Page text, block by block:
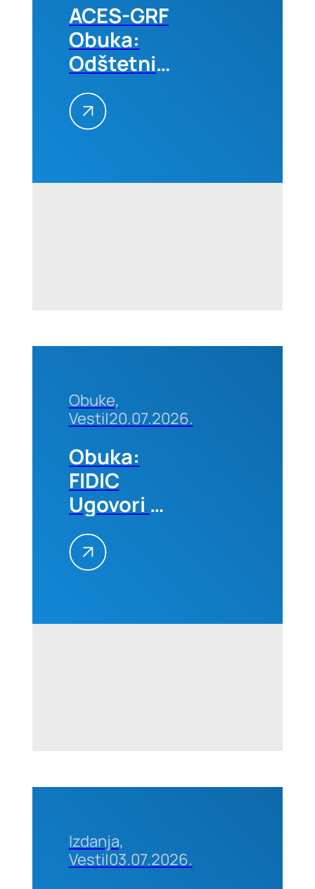
ACES-GRF
Obuka:
Odštetni
zahtevi na
građevinskim
projektima
Kvantifikacija
Obuke,
Vesti|20.07.2026.
Obuka:
FIDIC
Ugovori –
Primena
na
projektima,
avgusta
Izdanja,
Vesti|03.07.2026.